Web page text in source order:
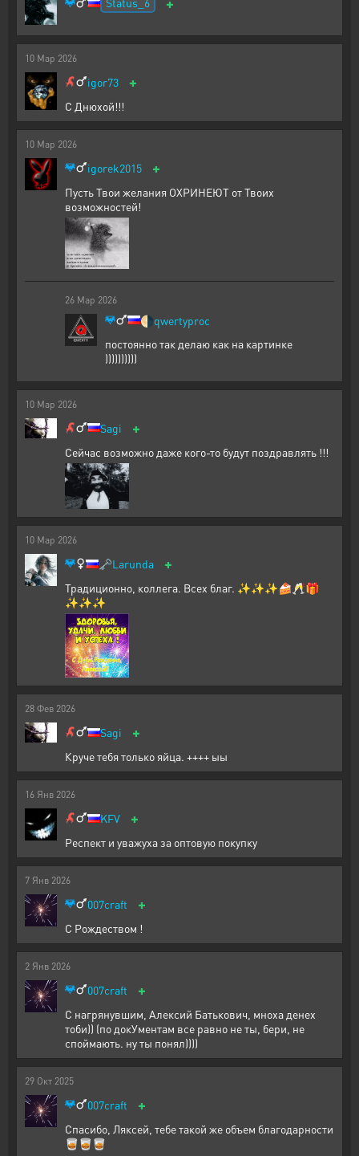
10 Мар 2026
igor73 +
С Днюхой!!!
10 Мар 2026
igorek2015 +
Пусть Твои желания ОХРИНЕЮТ от Твоих
возможностей!
26 Мар 2026
🌗qwertyproc
постоянно так делаю как на картинке
))))))))))
10 Мар 2026
Sagi +
Сейчас возможно даже кого-то будут поздравлять !!!
10 Мар 2026
🗝️Larunda +
Традиционно, коллега. Всех благ. ✨✨✨🍰🥂🎁
✨✨✨
28 Фев 2026
Sagi +
Круче тебя только яйца. ++++ ыы
16 Янв 2026
KFV +
Респект и уважуха за оптовую покупку
7 Янв 2026
007craft +
С Рождеством !
2 Янв 2026
007craft +
С нагрянувшим, Алексий Батькович, мноха денех
тоби)) (по докУментам все равно не ты, бери, не
споймають. ну ты понял))))
29 Окт 2025
007craft +
Спасибо, Ляксей, тебе такой же объем благодарности
🥃🥃🥃